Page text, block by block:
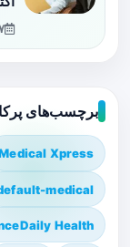
برچسب‌های
Xpress
medical
Health